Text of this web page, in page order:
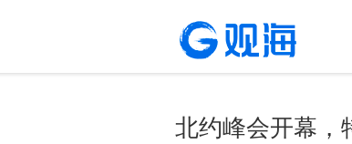
北约峰会开幕，